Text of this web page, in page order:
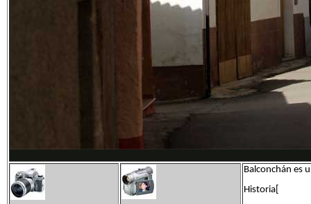
Balconchán es
Historia[